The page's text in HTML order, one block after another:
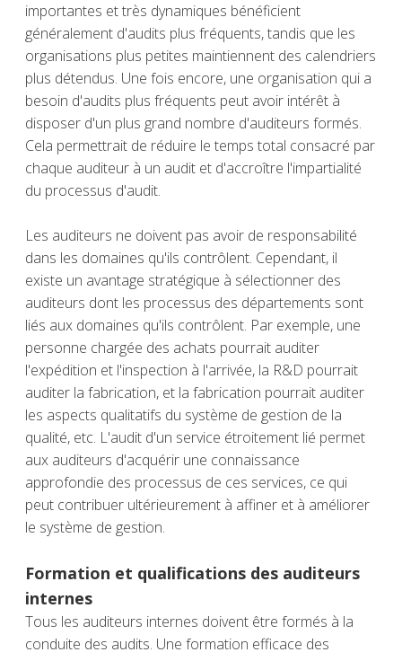
importantes et très dynamiques bénéficient
généralement d'audits plus fréquents, tandis que les
organisations plus petites maintiennent des calendriers
plus détendus. Une fois encore, une organisation qui a
besoin d'audits plus fréquents peut avoir intérêt à
disposer d'un plus grand nombre d'auditeurs formés.
Cela permettrait de réduire le temps total consacré par
chaque auditeur à un audit et d'accroître l'impartialité
du processus d'audit.
Les auditeurs ne doivent pas avoir de responsabilité
dans les domaines qu'ils contrôlent. Cependant, il
existe un avantage stratégique à sélectionner des
auditeurs dont les processus des départements sont
liés aux domaines qu'ils contrôlent. Par exemple, une
personne chargée des achats pourrait auditer
l'expédition et l'inspection à l'arrivée, la R&D pourrait
auditer la fabrication, et la fabrication pourrait auditer
les aspects qualitatifs du système de gestion de la
qualité, etc. L'audit d'un service étroitement lié permet
aux auditeurs d'acquérir une connaissance
approfondie des processus de ces services, ce qui
peut contribuer ultérieurement à affiner et à améliorer
le système de gestion.
Formation et qualifications des auditeurs
internes
Tous les auditeurs internes doivent être formés à la
conduite des audits. Une formation efficace des